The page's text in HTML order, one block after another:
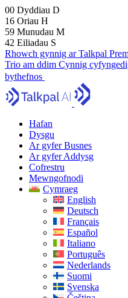
00 Dyddiau D
16 Oriau H
59 Munudau M
41 Eiliadau S
Rhowch gynnig ar Talkpal
Trio am ddim Cynnig
bythefnos
Hafan
Dysgu
Ar gyfer Busnes
Ar gyfer Addysg
Cofrestru
Mewngofnodi
Cymraeg
English
Deutsch
Français
Español
Italiano
Português
Nederlands
Suomi
Svenska